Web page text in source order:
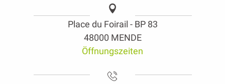
Place du Foirail - BP 83
48000 MENDE
Öffnungszeiten